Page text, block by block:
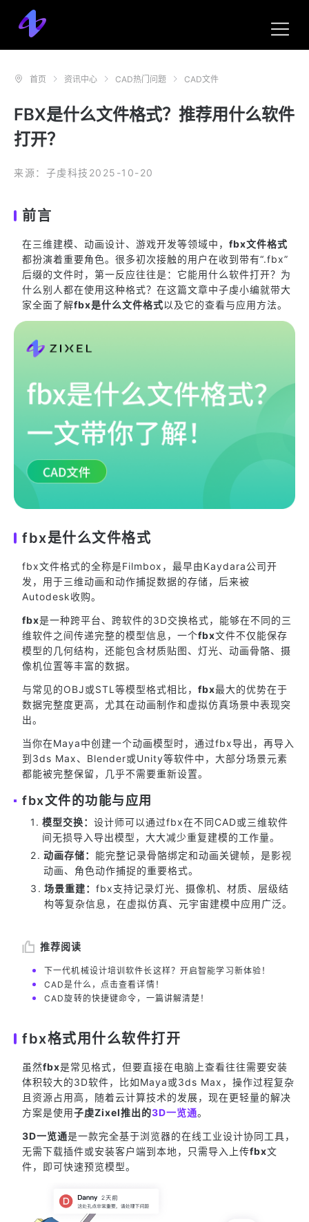
首页 资讯中心 CAD热门问题 CAD文件
FBX是什么文件格式？推荐用什么软件
打开？
来源：子虔科技 2025-10-20
前言
在三维建模、动画设计、游戏开发等领域中， fbx文件格式
都扮演着重要角色。很多初次接触的用户在收到带有“.fbx”
后缀的文件时，第一反应往往是：它能用什么软件打开？为
什么别人都在使用这种格式？在这篇文章中子虔小编就带大
家全面了解fbx是什么文件格式以及它的查看与应用方法。
fbx是什么文件格式
fbx文件格式的全称是Filmbox，最早由Kaydara公司开
发，用于三维动画和动作捕捉数据的存储，后来被
Autodesk收购。
fbx是一种跨平台、跨软件的3D交换格式，能够在不同的三
维软件之间传递完整的模型信息，一个fbx文件不仅能保存
模型的几何结构，还能包含材质贴图、灯光、动画骨骼、摄
像机位置等丰富的数据。
与常见的OBJ或STL等模型格式相比， fbx最大的优势在于
数据完整度更高，尤其在动画制作和虚拟仿真场景中表现突
出。
当你在Maya中创建一个动画模型时，通过fbx导出，再导入
到3ds Max、Blender或Unity等软件中，大部分场景元素
都能被完整保留，几乎不需要重新设置。
fbx文件的功能与应用
模型交换： 设计师可以通过fbx在不同CAD或三维软件
间无损导入导出模型，大大减少重复建模的工作量。
动画存储： 能完整记录骨骼绑定和动画关键帧，是影视
动画、角色动作捕捉的重要格式。
场景重建： fbx支持记录灯光、摄像机、材质、层级结
构等复杂信息，在虚拟仿真、元宇宙建模中应用广泛。
推荐阅读
下一代机械设计培训软件长这样？开启智能学习新体验！
CAD是什么，点击查看详情！
CAD旋转的快捷键命令，一篇讲解清楚！
fbx格式用什么软件打开
虽然fbx是常见格式，但要直接在电脑上查看往往需要安装
体积较大的3D软件，比如Maya或3ds Max，操作过程复杂
且资源占用高，随着云计算技术的发展，现在更轻量的解决
方案是使用子虔Zixel推出的3D一览通。
3D一览通是一款完全基于浏览器的在线工业设计协同工具，
无需下载插件或安装客户端到本地，只需导入上传fbx文
件，即可快速预览模型。